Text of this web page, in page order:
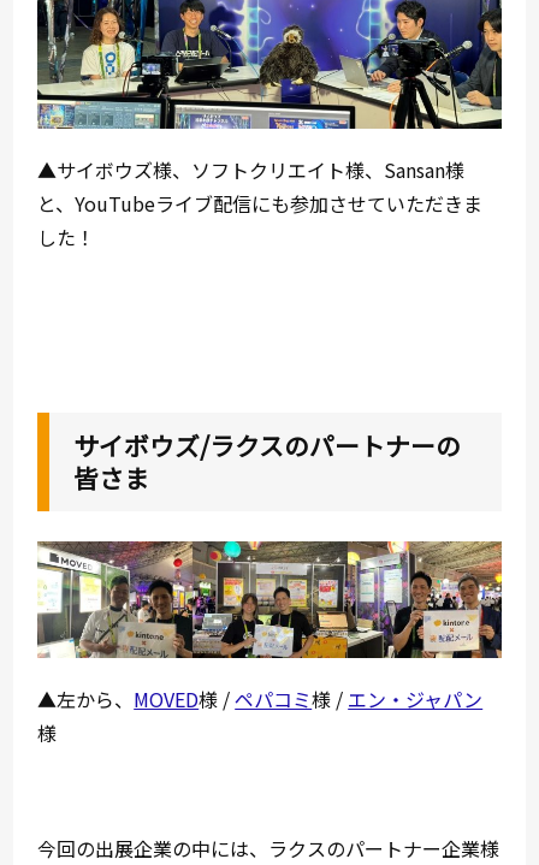
▲サイボウズ様、ソフトクリエイト様、Sansan様
と、YouTubeライブ配信にも参加させていただきま
した！
サイボウズ/ラクスのパートナーの
皆さま
▲左から、 MOVED様 /ペパコミ様 / エン・ジャパン
様
今回の出展企業の中には、ラクスのパートナー企業様